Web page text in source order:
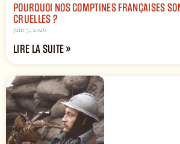
POURQUOI NOS COMPTINES FRANÇAISES
CRUELLES ?
juin 7, 2026
LIRE LA SUITE »